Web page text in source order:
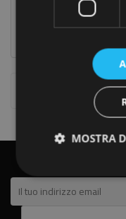
28,50 €Prezzo
base
38,00 €
MOSTRA